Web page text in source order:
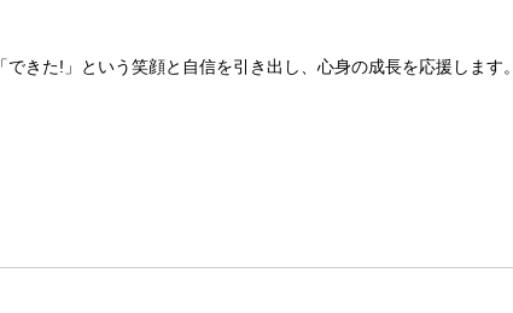
きた!」という笑顔と自信を引き出し、心身の成長を応援します。